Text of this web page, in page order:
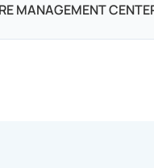
MANAGEMENT